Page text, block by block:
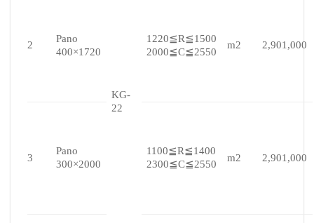
KG-
22
2
Pano
400×1720
1220≦R≦1500
2000≦C≦2550
m2 2,901,000
3
Pano
300×2000
1100≦R≦1400
2300≦C≦2550
m2 2,901,000